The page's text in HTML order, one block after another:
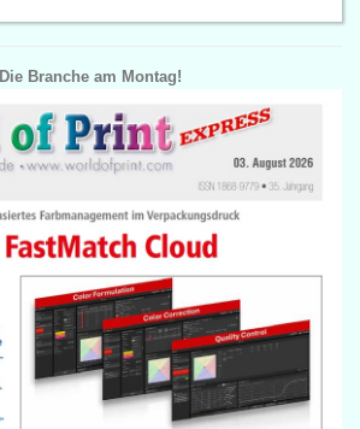
Die Branche am Montag!